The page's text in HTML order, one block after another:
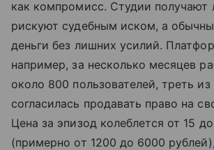
как компромисс. Студии получают
рискуют судебным иском, а
деньги без лишних усилий.
например, за несколько месяцев
около 800 пользователей, треть
согласилась продавать право на
Цена за эпизод колеблется от 15
(примерно от 1200 до 6000